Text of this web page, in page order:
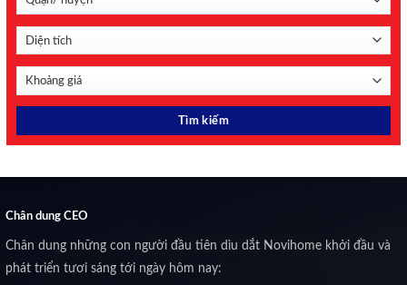
Chân dung CEO
Chân dung những con người đầu tiên dìu dắt Novihome khởi đầu và
phát triển tươi sáng tới ngày hôm nay: